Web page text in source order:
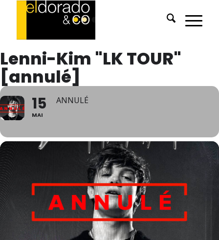
Lenni-Kim "LK TOUR"
[annulé]
15
MAI
ANNULÉ